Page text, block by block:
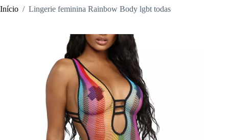
Início / Lingerie feminina Rainbow Body lgbt todas